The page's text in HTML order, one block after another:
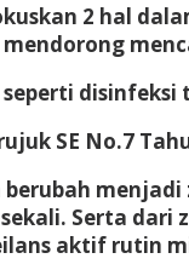
2 hal
seperti
SE No.7
berubah
Serta dari
aktif rutin